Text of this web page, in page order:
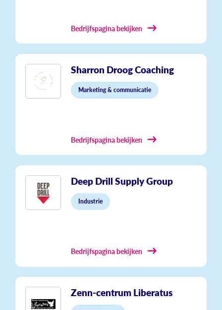
Bedrijfspagina bekijken
Sharron Droog Coaching
Marketing & communicatie
Bedrijfspagina bekijken
Deep Drill Supply Group
Industrie
Bedrijfspagina bekijken
Zenn-centrum Liberatus